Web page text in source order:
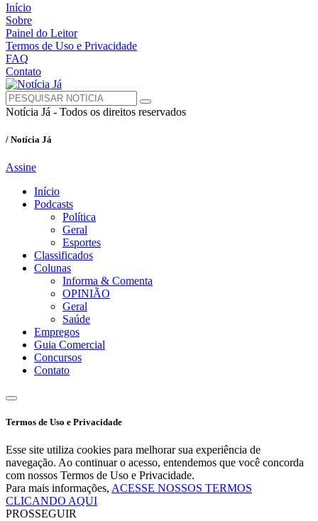
Início
Sobre
Painel do Leitor
Termos de Uso e Privacidade
FAQ
Contato
Notícia Já - Todos os direitos reservados
/ Notícia Já
Assine
Início
Podcasts
Política
Geral
Esportes
Classificados
Colunas
Informa & Comenta
OPINIÃO
Geral
Saúde
Empregos
Guia Comercial
Concursos
Contato
Termos de Uso e Privacidade
Esse site utiliza cookies para melhorar sua experiência de
navegação. Ao continuar o acesso, entendemos que você concorda
com nossos Termos de Uso e Privacidade.
Para mais informações, ACESSE NOSSOS TERMOS
CLICANDO AQUI
PROSSEGUIR